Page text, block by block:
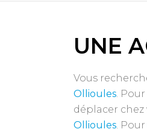
UNE
Vous
Ollioules.
déplacer chez
Ollioules. Pour